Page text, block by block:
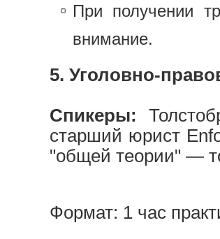
При получении
внимание.
5. Уголовно-
Спикеры:
старший юрист
"общей теории" —
Формат: 1 час